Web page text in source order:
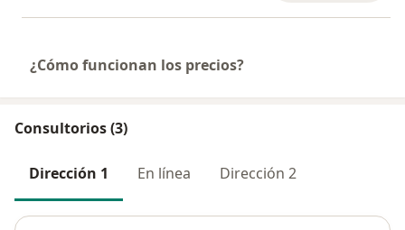
¿Cómo funcionan los precios?
Consultorios (3)
Dirección 1 En línea Dirección 2